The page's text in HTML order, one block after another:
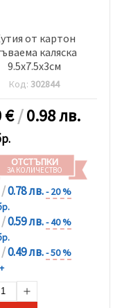
от картон
каляска
9.5x7.5x3см
Код:302844
€/0.98 лв.
ОТСТЪПКИ
ЗА КОЛИЧЕСТВО
/0.78 лв.- 20 %
/0.59 лв.- 40 %
/0.49 лв.- 50 %